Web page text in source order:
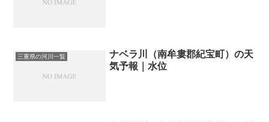
三重県の河川一覧
ナベラ川（南牟婁郡紀宝町）の天
気予報｜水位